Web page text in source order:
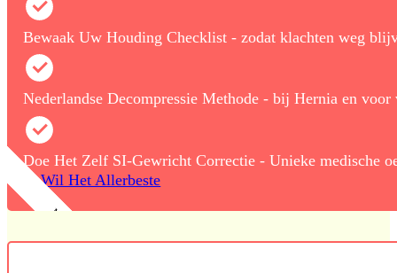
Bewaak Uw Houding Checklist - zodat klachten weg
Nederlandse Decompressie Methode - bij Hernia en
Doe Het Zelf SI-Gewricht Correctie - Unieke medische
Ik Wil Het Allerbeste